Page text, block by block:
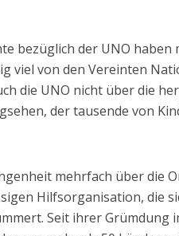
bezüglich der UNO haben
viel von den Vereinten
die UNO nicht über die
der tausende von
mehrfach über die
Hilfsorganisation, die
Seit ihrer Grümdung